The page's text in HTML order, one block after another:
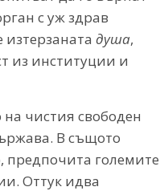
с уж здрав
душа,
из институции и
чистия свободен
В същото
предпочита големите
Оттук идва